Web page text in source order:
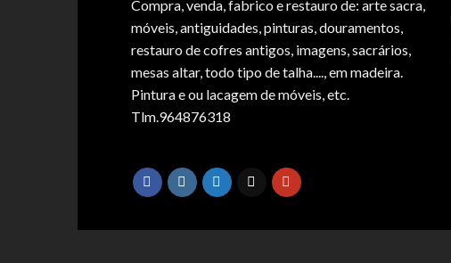
Compra, venda, fabrico e restauro de: arte sacra,
móveis, antiguidades, pinturas, douramentos,
restauro de cofres antigos, imagens, sacrários,
mesas altar, todo tipo de talha...., em madeira.
Pintura e ou lacagem de móveis, etc.
Tlm.964876318